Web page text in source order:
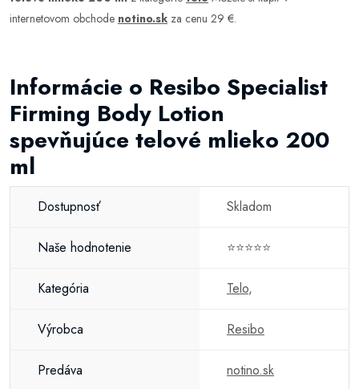
internetovom obchode notino.sk za cenu 29 €.
Informácie o Resibo Specialist
Firming Body Lotion
spevňujúce telové mlieko 200
ml
Dostupnosť Skladom
Naše hodnotenie ⭐⭐⭐⭐⭐
Kategória Telo,
Výrobca Resibo
Predáva notino.sk